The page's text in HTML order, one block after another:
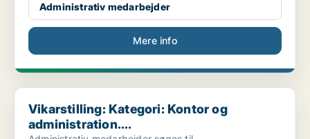
Administrativ medarbejder
Mere info
Vikarstilling: Kategori: Kontor og administration....
Vikarstilling: Kategori: Kontor og
administration....